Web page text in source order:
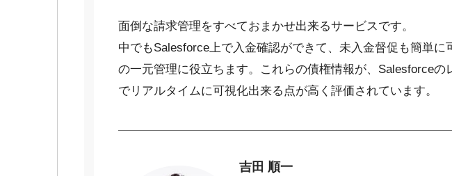
面倒な請求管理をすべておまかせ出来るサービスです。
中でもSalesforce上で入金確認ができて、未入金督促も簡単に
の一元管理に役立ちます。これらの債権情報が、Salesforceの
でリアルタイムに可視化出来る点が高く評価されています。
吉田 順一